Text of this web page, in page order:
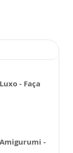
- Faça
-